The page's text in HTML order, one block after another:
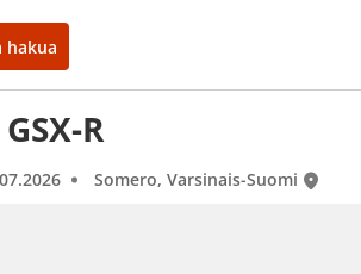
hakua
R
Somero, Varsinais-Suomi